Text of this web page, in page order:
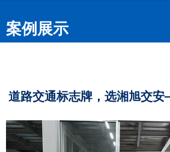
案例展示
道路交通标志牌，选湘旭交